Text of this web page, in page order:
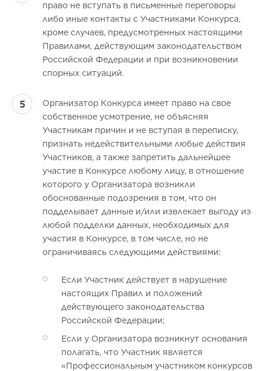
право не вступать в письменные переговоры
либо иные контакты с Участниками Конкурса,
кроме случаев, предусмотренных настоящими
Правилами, действующим законодательством
Российской Федерации и при возникновении
спорных ситуаций.
Организатор Конкурса имеет право на свое
собственное усмотрение, не объясняя
Участникам причин и не вступая в переписку,
признать недействительными любые действия
Участников, а также запретить дальнейшее
участие в Конкурсе любому лицу, в отношение
которого у Организатора возникли
обоснованные подозрения в том, что он
подделывает данные и/или извлекает выгоду из
любой подделки данных, необходимых для
участия в Конкурсе, в том числе, но не
ограничиваясь следующими действиями:
Если Участник действует в нарушение
настоящих Правил и положений
действующего законодательства
Российской Федерации;
Если у Организатора возникнут основания
полагать, что Участник является
«Профессиональным участником конкурсов